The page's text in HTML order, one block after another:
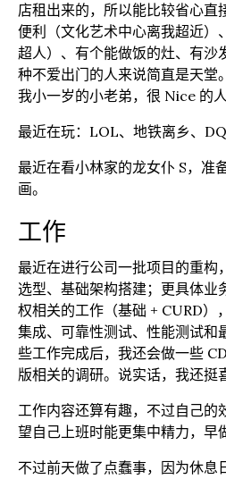
店租出来的，所以能比较省心直
便利（文化艺术中心离我超近）
超人）、有个能做饭的灶、有沙
种不爱出门的人来说简直是天堂
我小一岁的小老弟，很 Nice 的
最近在玩：LOL、地铁离乡、
最近在看小林家的龙女仆 S，准
画。
工作
最近在进行公司一批项目的重构
选型、基础架构搭建；更具体业
权相关的工作（基础 + CURD）
集成、可靠性测试、性能测试和
些工作完成后，我还会做一些
版相关的调研。说实话，我还挺
工作内容还算有趣，不过自己的
望自己上班时能更集中精力，早
不过前天做了点蠢事，因为休息